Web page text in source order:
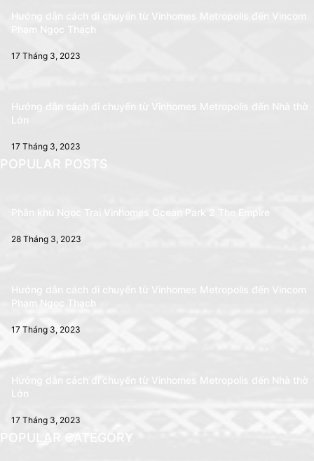
Hướng dẫn cách di chuyển từ Vinhomes Metropolis đến Vincom
Phạm Ngọc Thạch
17 Tháng 3, 2023
Hướng dẫn cách di chuyển từ Vinhomes Metropolis đến Nhà thờ
Lớn
17 Tháng 3, 2023
POPULAR POSTS
Phân khu Ngọc Trai Vinhomes Ocean Park 2 The Empire
28 Tháng 3, 2023
Hướng dẫn cách di chuyển từ Vinhomes Metropolis đến Vincom
Phạm Ngọc Thạch
17 Tháng 3, 2023
Hướng dẫn cách di chuyển từ Vinhomes Metropolis đến Nhà thờ
Lớn
17 Tháng 3, 2023
POPULAR CATEGORY